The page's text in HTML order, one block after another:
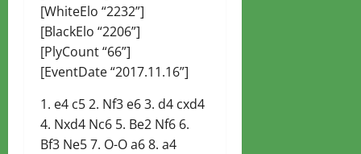
[WhiteElo “2232”]
[BlackElo “2206”]
[PlyCount “66”]
[EventDate “2017.11.16”]
1. e4 c5 2. Nf3 e6 3. d4 cxd4
4. Nxd4 Nc6 5. Be2 Nf6 6.
Bf3 Ne5 7. O-O a6 8. a4